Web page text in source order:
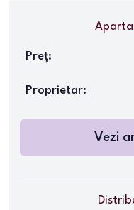
Preț:
Proprietar:
Vezi